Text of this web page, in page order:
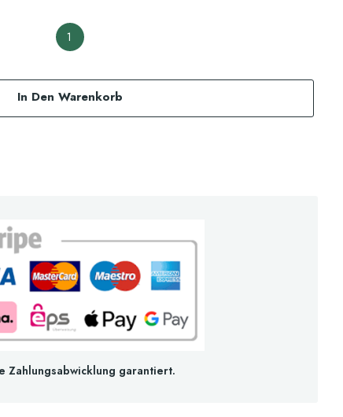
1
In Den Warenkorb
Zahlungsabwicklung garantiert.